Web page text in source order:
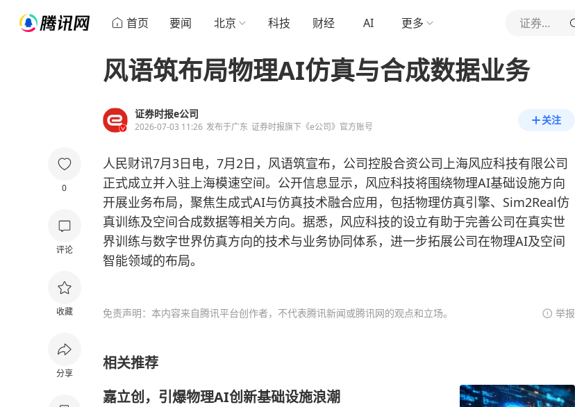
首页 要闻 北京 科技 财经 AI 更多 证券时报e公司
0
评论
收藏
分享
风语筑布局物理AI仿真与合成数据业务
证券时报e公司
2026-07-03 11:26 发布于广东 证券时报旗下《e公司》官方账号
关注
人民财讯7月3日电，7月2日，风语筑宣布，公司控股合资公司上海风应科技有限公司
正式成立并入驻上海模速空间。公开信息显示，风应科技将围绕物理AI基础设施方向
开展业务布局，聚焦生成式AI与仿真技术融合应用，包括物理仿真引擎、Sim2Real仿
真训练及空间合成数据等相关方向。据悉，风应科技的设立有助于完善公司在真实世
界训练与数字世界仿真方向的技术与业务协同体系，进一步拓展公司在物理AI及空间
智能领域的布局。
免责声明：本内容来自腾讯平台创作者，不代表腾讯新闻或腾讯网的观点和立场。 举报
相关推荐
嘉立创，引爆物理AI创新基础设施浪潮